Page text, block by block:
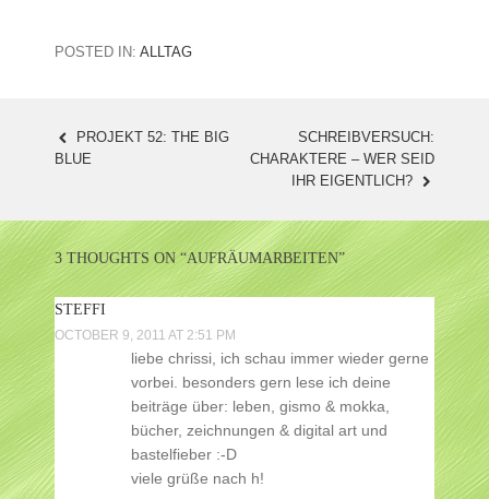
POSTED IN: ALLTAG
POST
PROJEKT 52: THE BIG
BLUE
SCHREIBVERSUCH:
CHARAKTERE – WER SEID
IHR EIGENTLICH?
3 THOUGHTS ON “AUFRÄUMARBEITEN”
STEFFI
OCTOBER 9, 2011 AT 2:51 PM
liebe chrissi, ich schau immer wieder gerne
vorbei. besonders gern lese ich deine
beiträge über: leben, gismo & mokka,
bücher, zeichnungen & digital art und
bastelfieber :-D
viele grüße nach h!